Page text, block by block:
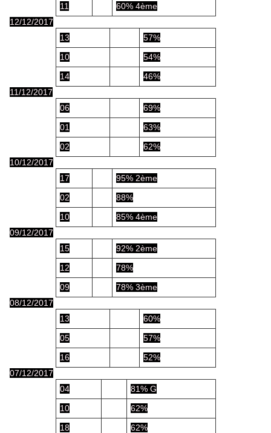
11
60% 4ème
12/12/2017
13
57%
10
54%
14
46%
11/12/2017
06
69%
01
63%
02
62%
10/12/2017
17
95% 2ème
02
88%
10
85% 4ème
09/12/2017
15
92% 2ème
12
78%
09
78% 3ème
08/12/2017
13
60%
05
57%
16
52%
07/12/2017
04
81% G
10
62%
18
62%